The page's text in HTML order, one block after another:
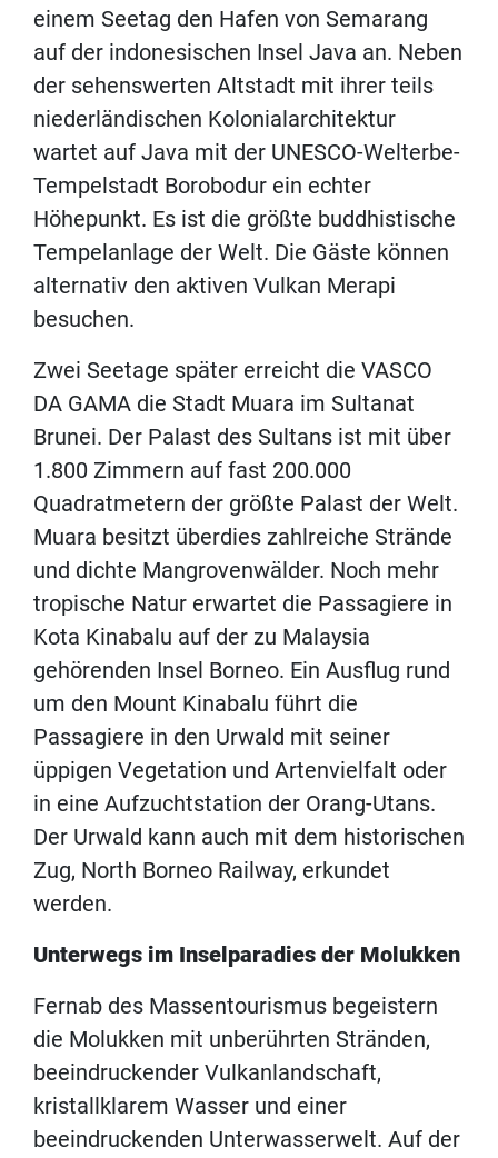
einem Seetag den Hafen von Semarang
auf der indonesischen Insel Java an. Neben
der sehenswerten Altstadt mit ihrer teils
niederländischen Kolonialarchitektur
wartet auf Java mit der UNESCO-Welterbe-
Tempelstadt Borobodur ein echter
Höhepunkt. Es ist die größte buddhistische
Tempelanlage der Welt. Die Gäste können
alternativ den aktiven Vulkan Merapi
besuchen.
Zwei Seetage später erreicht die VASCO
DA GAMA die Stadt Muara im Sultanat
Brunei. Der Palast des Sultans ist mit über
1.800 Zimmern auf fast 200.000
Quadratmetern der größte Palast der Welt.
Muara besitzt überdies zahlreiche Strände
und dichte Mangrovenwälder. Noch mehr
tropische Natur erwartet die Passagiere in
Kota Kinabalu auf der zu Malaysia
gehörenden Insel Borneo. Ein Ausflug rund
um den Mount Kinabalu führt die
Passagiere in den Urwald mit seiner
üppigen Vegetation und Artenvielfalt oder
in eine Aufzuchtstation der Orang-Utans.
Der Urwald kann auch mit dem historischen
Zug, North Borneo Railway, erkundet
werden.
Unterwegs im Inselparadies der Molukken
Fernab des Massentourismus begeistern
die Molukken mit unberührten Stränden,
beeindruckender Vulkanlandschaft,
kristallklarem Wasser und einer
beeindruckenden Unterwasserwelt. Auf der